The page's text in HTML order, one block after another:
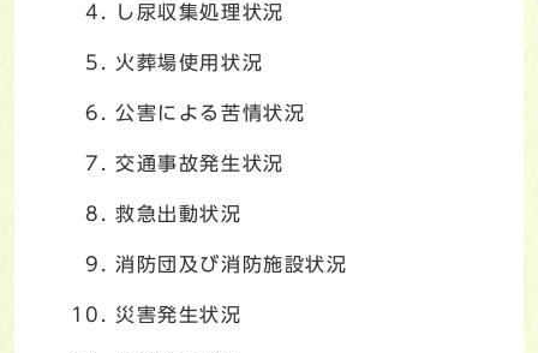
し尿収集処理状況
火葬場使用状況
公害による苦情状況
交通事故発生状況
救急出動状況
消防団及び消防施設状況
災害発生状況